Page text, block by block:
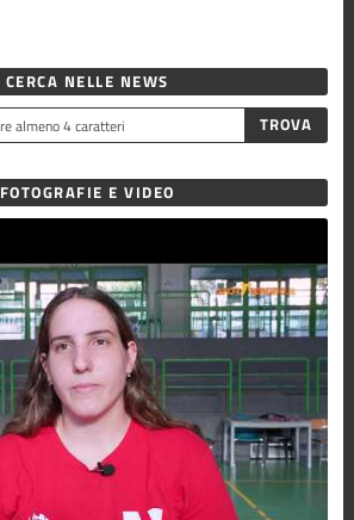
CERCA NELLE NEWS
FOTOGRAFIE E VIDEO